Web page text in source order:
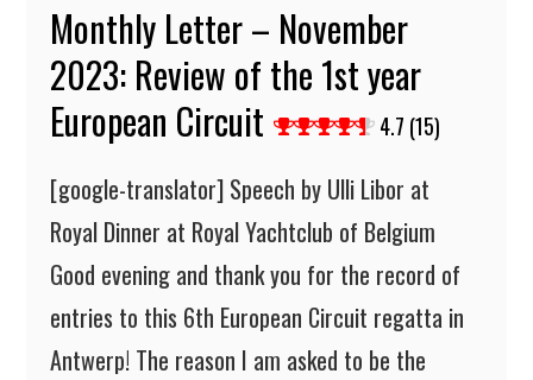
Monthly Letter – November
2023: Review of the 1st year
European Circuit
4.7 (15)
[google-translator] Speech by Ulli Libor at
Royal Dinner at Royal Yachtclub of Belgium
Good evening and thank you for the record of
entries to this 6th European Circuit regatta in
Antwerp! The reason I am asked to be the